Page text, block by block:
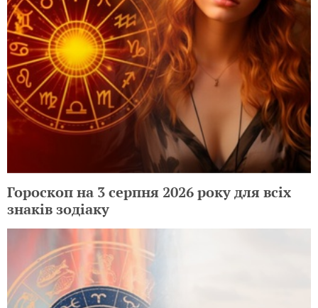
Гороскоп на 3 серпня 2026 року для всіх
знаків зодіаку